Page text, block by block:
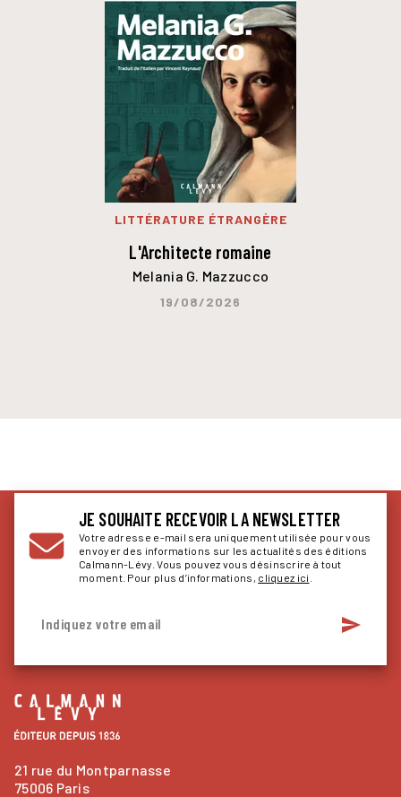
LITTÉRATURE ÉTRANGÈRE
L'Architecte romaine
Melania G. Mazzucco
19/08/2026
JE SOUHAITE RECEVOIR LA NEWSLETTER
Votre adresse e-mail sera uniquement utilisée pour vous
envoyer des informations sur les actualités des éditions
Calmann-Lévy. Vous pouvez vous désinscrire à tout
moment. Pour plus d’informations, cliquez ici
Indiquez votre email send
21 rue du Montparnasse
75006 Paris